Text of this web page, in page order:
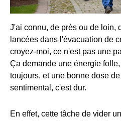
J'ai connu, de près ou de loin,
lancées dans l'évacuation de
croyez-moi, ce n'est pas une
Ça demande une énergie
toujours, et une bonne dose
sentimental, c'est dur.
En effet, cette tâche de vider